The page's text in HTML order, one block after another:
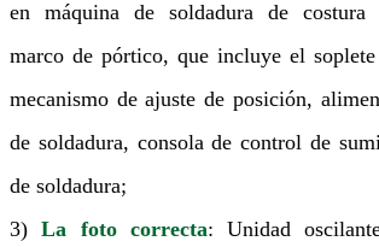
en máquina de soldadura de costura
marco de pórtico, que incluye el
mecanismo de ajuste de posición,
de soldadura, consola de control de
de soldadura;
3)La foto correcta: Unidad